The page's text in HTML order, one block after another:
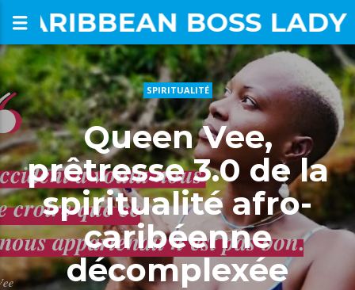
CARIBBEAN BOSS LADY
SPIRITUALITÉ
Queen Vee,
prêtresse 3.0 de la
spiritualité afro-
caribéenne
décomplexée